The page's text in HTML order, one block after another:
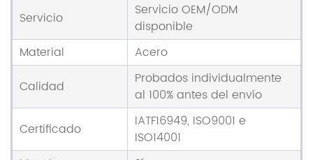
Servicio
Servicio OEM/ODM
disponible
Material
Acero
Calidad
Probados individualmente
al 100% antes del envío
Certificado
IATF16949, ISO9001 e
ISO14001